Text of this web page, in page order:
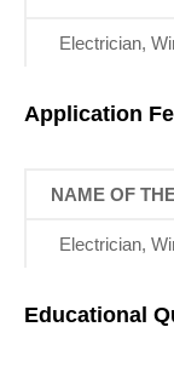
Electrician,
Application
NAME OF
Electrician,
Educational